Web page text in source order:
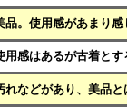
。使用感があまり感
感はあるが古着と
などがあり、美品と